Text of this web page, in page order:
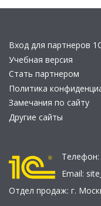
Вход для партнеров
Учебная версия
Стать партнером
Политика
Замечания по сайту
Другие сайты
Телефон:
Email:
Отдел продаж: г.